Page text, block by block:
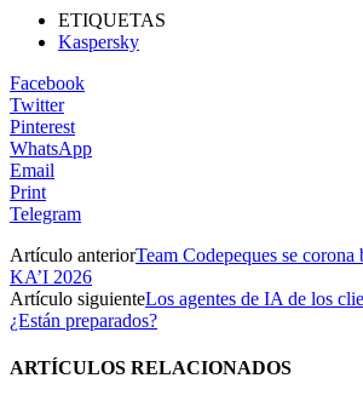
ETIQUETAS
Kaspersky
Facebook
Twitter
Pinterest
WhatsApp
Email
Print
Telegram
Artículo anteriorTeam Codepeques se
KA’I 2026
Artículo siguienteLos agentes de IA de los
¿Están preparados?
ARTÍCULOS RELACIONADOS